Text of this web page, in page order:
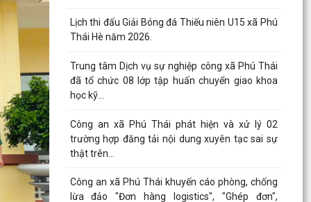
Quy định về xóa tên trong danh sách đảng viên
của Ban...
Thanh toán tiền điện từ xa - Gửi chọn yêu
Bế mạc lớp bồi dưỡng chuyên môn, nghiệp vụ,
kỹ năng cho cán bộ MTTQ Việt Nam và tổ chức
Ban Thường trực Ủy ban MTTQ Việt Nam thành